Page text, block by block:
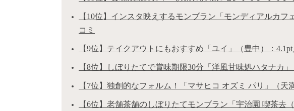
【10位】インスタ映えするモンブラン「モンディアルカフ
コミ
【9位】テイクアウトにもおすすめ「ユイ」（豊中）：4.1pt
【8位】しぼりたてで賞味期限30分「洋風甘味処ハタナカ
【7位】独創的なフォルム！「マサヒコ オズミ パリ」（天
【6位】老舗茶舗のしぼりたてモンブラン「宇治園 喫茶去